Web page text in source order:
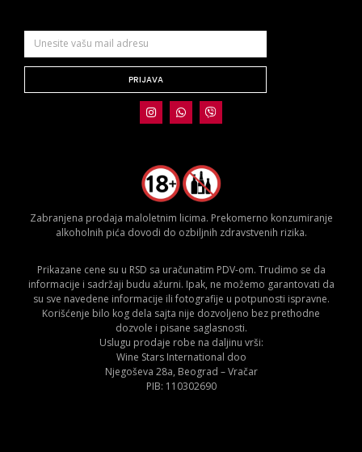
PRIJAVA
Zabranjena prodaja maloletnim licima. Prekomerno konzumiranje
alkoholnih pića dovodi do ozbiljnih zdravstvenih rizika.
Prikazane cene su u RSD sa uračunatim PDV-om. Trudimo se da
informacije i sadržaji budu ažurni. Ipak, ne možemo garantovati da
su sve navedene informacije ili fotografije u potpunosti ispravne.
Korišćenje bilo kog dela sajta nije dozvoljeno bez prethodne
dozvole i pisane saglasnosti.
Uslugu prodaje robe na daljinu vrši:
Wine Stars International doo
Njegoševa 28a, Beograd – Vračar
PIB: 110302690